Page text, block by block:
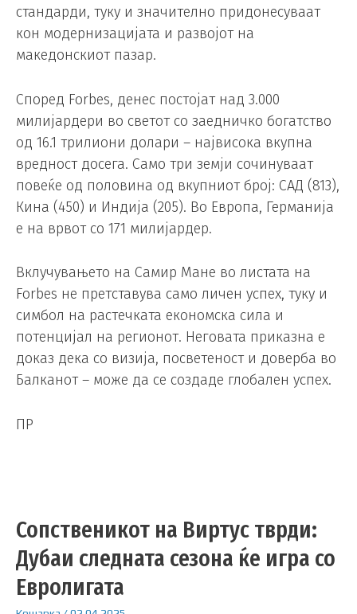
стандарди, туку и значително придонесуваат
кон модернизацијата и развојот на
македонскиот пазар.
Според Forbes, денес постојат над 3.000
милијардери во светот со заедничко богатство
од 16.1 трилиони долари – највисока вкупна
вредност досега. Само три земји сочинуваат
повеќе од половина од вкупниот број: САД (813),
Кина (450) и Индија (205). Во Европа, Германија
е на врвот со 171 милијардер.
Вклучувањето на Самир Мане во листата на
Forbes не претставува само личен успех, туку и
симбол на растечката економска сила и
потенцијал на регионот. Неговата приказна е
доказ дека со визија, посветеност и доверба во
Балканот – може да се создаде глобален успех.
ПР
Сопственикот на Виртус тврди:
Дубаи следната сезона ќе игра со
Евролигата